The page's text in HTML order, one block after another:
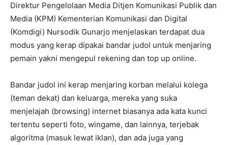
Direktur Pengelolaan Media Ditjen Komunikasi Publik dan
Media (KPM) Kementerian Komunikasi dan Digital
(Komdigi) Nursodik Gunarjo menjelaskan terdapat dua
modus yang kerap dipakai bandar judol untuk menjaring
pemain yakni mengepul rekening dan top up online.
Bandar judol ini kerap menjaring korban melalui kolega
(teman dekat) dan keluarga, mereka yang suka
menjelajah (browsing) internet biasanya ada kata kunci
tertentu seperti foto, wingame, dan lainnya, terjebak
algoritma (masuk lewat iklan), dan ada juga yang